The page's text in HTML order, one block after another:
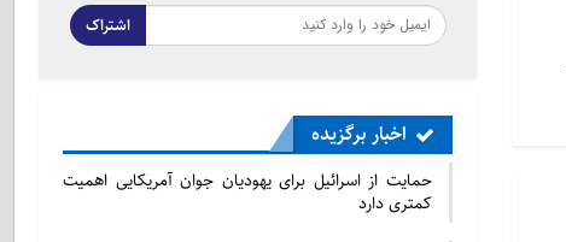
اشتراک
اخبار برگزیده
حمایت از اسرائیل برای یهودیان جوان آمریکایی اهمیت
کمتری دارد